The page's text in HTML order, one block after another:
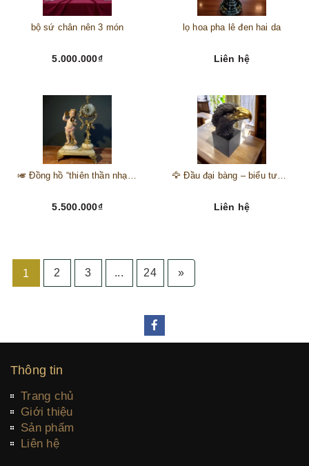
bộ sứ chân nên 3 món
5.000.000₫
lọ hoa pha lê đen hai da
Liên hệ
🎺 Đồng hồ “thiên thần nhạc hội” – tuyệt mỹ phẩm trang trí phong cách hoàng gia 🎼
5.500.000₫
🦅 Đầu đại bàng – biểu tượng của kẻ chinh phục trên đỉnh núi thành công 🦅
Liên hệ
1 2 3 ... 24 »
Thông tin
Trang chủ
Giới thiệu
Sản phẩm
Liên hệ